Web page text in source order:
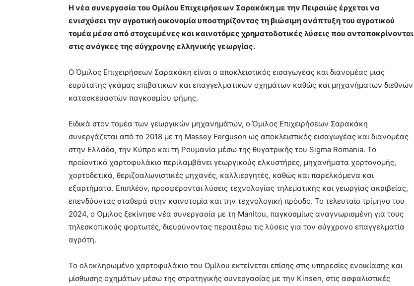
Η νέα συνεργασία του Ομίλου Επιχειρήσεων Σαρακάκη με την Πειραιώς έρχεται να
ενισχύσει την αγροτική οικονομία υποστηρίζοντας τη βιώσιμη ανάπτυξη του αγροτικού
τομέα μέσα από στοχευμένες και καινοτόμες χρηματοδοτικές λύσεις που ανταποκρίνονται
στις ανάγκες της σύγχρονης ελληνικής γεωργίας.
O Όμιλος Επιχειρήσεων Σαρακάκη είναι ο αποκλειστικός εισαγωγέας και διανομέας μιας
ευρύτατης γκάμας επιβατικών και επαγγελματικών οχημάτων καθώς και μηχανήματων διεθνών
κατασκευαστών παγκοσμίου φήμης.
Ειδικά στον τομέα των γεωργικών μηχανημάτων, ο Όμιλος Επιχειρήσεων Σαρακάκη
συνεργάζεται από το 2018 με τη Massey Ferguson ως αποκλειστικός εισαγωγέας και διανομέας
στην Ελλάδα, την Κύπρο και τη Ρουμανία μέσω της θυγατρικής του Sigma Romania. Το
προϊοντικό χαρτοφυλάκιο περιλαμβάνει γεωργικούς ελκυστήρες, μηχανήματα χορτονομής,
χορτοδετικά, θεριζοαλωνιστικές μηχανές, καλλιεργητές, καθώς και παρελκόμενα και
εξαρτήματα. Επιπλέον, προσφέρονται λύσεις τεχνολογίας τηλεματικής και γεωργίας ακριβείας,
επενδύοντας σταθερά στην καινοτομία και την τεχνολογική πρόοδο. Το τελευταίο τρίμηνο του
2024, ο Όμιλος ξεκίνησε νέα συνεργασία με τη Manitou, παγκοσμίως αναγνωρισμένη για τους
τηλεσκοπικούς φορτωτές, διευρύνοντας περαιτέρω τις λύσεις για τον σύγχρονο επαγγελματία
αγρότη.
Το ολοκληρωμένο χαρτοφυλάκιο του Ομίλου εκτείνεται επίσης στις υπηρεσίες ενοικίασης και
μίσθωσης οχημάτων μέσω της στρατηγικής συνεργασίας με την Kinsen, στις ασφαλιστικές